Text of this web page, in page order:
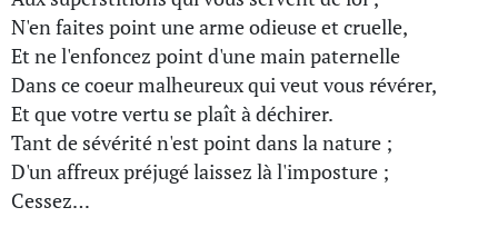
N'en faites point une arme odieuse et cruelle,
Et ne l'enfoncez point d'une main paternelle
Dans ce coeur malheureux qui veut vous révérer,
Et que votre vertu se plaît à déchirer.
Tant de sévérité n'est point dans la nature ;
D'un affreux préjugé laissez là l'imposture ;
Cessez…